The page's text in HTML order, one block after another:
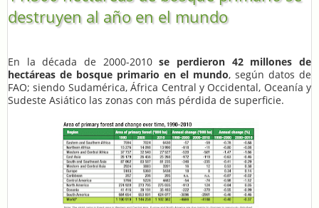
destruyen al año en el mundo
En la década de 2000-2010se perdieron 42 millones de
hectáreas de bosque primario en el mundo, según datos de
FAO; siendo Sudamérica, África Central y Occidental, Oceanía y
Sudeste Asiático las zonas con más pérdida de superficie.